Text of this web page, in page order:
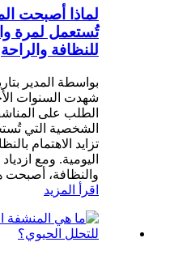
لماذا أصبحت
تُستعمل لمرة
للنظافة والراحة
بواسطة المدير بتاريخ ٢٥-
شهدت السنوات
الطلب على
الشخصية التي
تزايد الاهتمام
اليومية. ومع
والنظافة، أصبحت
اقرأ المزيد